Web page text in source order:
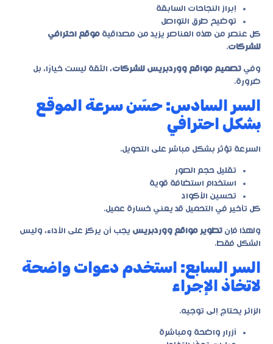
إبراز النجاحات السابقة
توضيح طرق التواصل
كل عنصر من هذه العناصر يزيد من مصداقية موقع احترافي
للشركات.
وفي تصميم مواقع ووردبريس للشركات، الثقة ليست خيارًا، بل
ضرورة.
السر السادس: حسّن سرعة الموقع
بشكل احترافي
السرعة تؤثر بشكل مباشر على التحويل.
تقليل حجم الصور
استخدام استضافة قوية
تحسين الأكواد
كل تأخير في التحميل قد يعني خسارة عميل.
ولهذا فإن تطوير مواقع ووردبريس يجب أن يركز على الأداء، وليس
الشكل فقط.
السر السابع: استخدم دعوات واضحة
لاتخاذ الإجراء
الزائر يحتاج إلى توجيه.
أزرار واضحة ومباشرة